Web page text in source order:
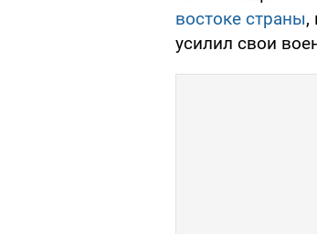
востоке страны,
усилил свои